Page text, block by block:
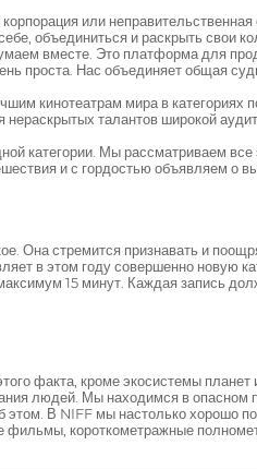
или
объединиться и раскрыть
вместе. Это платформа для
проста. Нас объединяет
кинотеатрам мира в
талантов широкой
категории. Мы рассматриваем
и с гордостью объявляем о
Она стремится признавать и
в этом году совершенно
15 минут. Каждая запись
факта, кроме экосистемы
людей. Мы находимся в
В NIFF мы настолько хорошо
фильмы, короткометражные